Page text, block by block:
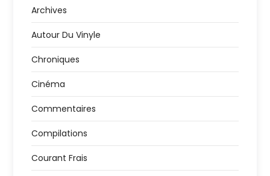
Archives
Autour Du Vinyle
Chroniques
Cinéma
Commentaires
Compilations
Courant Frais